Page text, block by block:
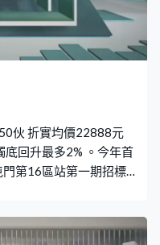
伙 折實均價22888元
底回升最多2% 。今年首
第16區站第一期招標